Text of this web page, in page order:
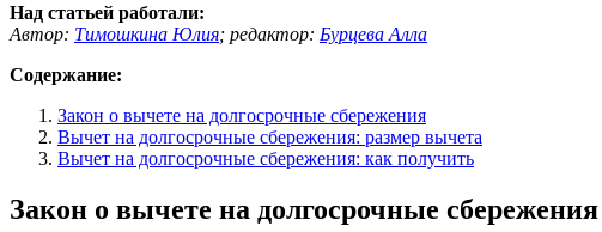
Над статьей работали:
Автор: Тимошкина Юлия; редактор: Бурцева Алла
Содержание:
Закон о вычете на долгосрочные сбережения
Вычет на долгосрочные сбережения: размер вычета
Вычет на долгосрочные сбережения: как получить
Закон о вычете на долгосрочные сбережения